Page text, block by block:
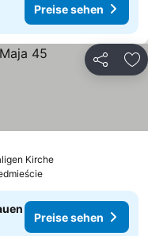
Preise sehen
Teilen
Kirche
Preise sehen